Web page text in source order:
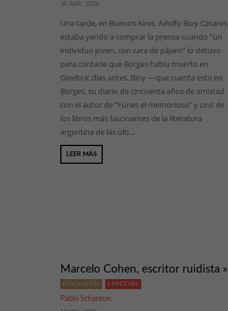
30 ABR, 2026
Una tarde, en Buenos Aires, Adolfo Bioy Casares
estaba yendo a comprar la prensa cuando “un
individuo joven, con cara de pájaro” lo detuvo
para contarle que Borges había muerto en
Ginebra; días antes, Bioy —que cuenta esto en
Borges, su diario de cincuenta años de amistad
con el autor de “Funes el memorioso” y uno de
los libros más fascinantes de la literatura
argentina de las últi...
LEER MÁS
Marcelo Cohen, escritor ruidista »
DISCUSIÓN ESPECIAL
Pablo Schanton